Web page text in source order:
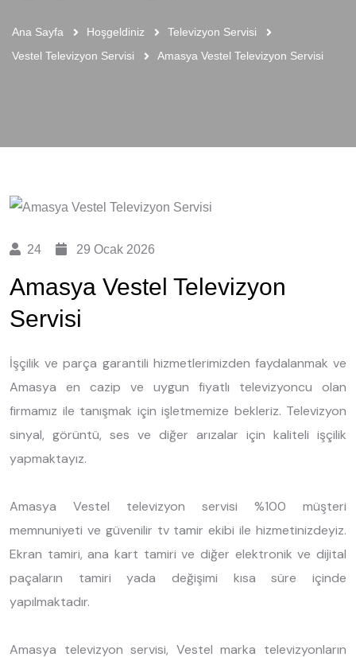
Ana Sayfa Hoşgeldiniz
Televizyon Servisi
Vestel Televizyon Servisi
Amasya Vestel Televizyon Servisi
24 29 Ocak 2026
Amasya Vestel Televizyon
Servisi
İşçilik ve parça garantili hizmetlerimizden faydalanmak ve
Amasya en cazip ve uygun fiyatlı televizyoncu olan
firmamız ile tanışmak için işletmemize bekleriz. Televizyon
sinyal, görüntü, ses ve diğer arızalar için kaliteli işçilik
yapmaktayız.
Amasya Vestel televizyon servisi %100 müşteri
memnuniyeti ve güvenilir tv tamir ekibi ile hizmetinizdeyiz.
Ekran tamiri, ana kart tamiri ve diğer elektronik ve dijital
paçaların tamiri yada değişimi kısa süre içinde
yapılmaktadır.
Amasya televizyon servisi, Vestel marka televizyonların